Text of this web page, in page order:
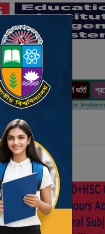
অনার্স ভর্তি
আবেদন বিজ্ঞপ্তি ঢাকা বিশ্ববিদ্যালয়